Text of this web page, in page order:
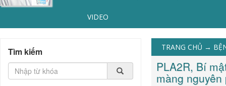
VIDEO
TRANG CHỦ →
PLA2R, Bí
màng nguyên
Tìm kiếm